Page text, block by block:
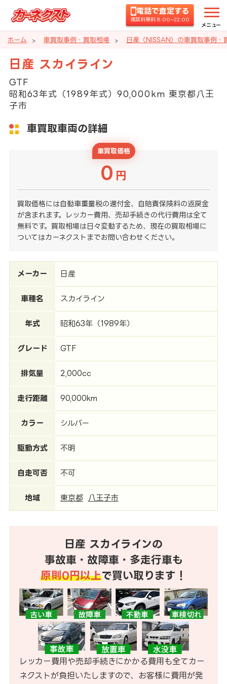
電話で査定する
通話料無料 8:00~22:00
メニュー
ホーム 車買取事例・買取相場 日産（NISSAN）の車買取事例・
日産 スカイライン
GTF
昭和63年式（1989年式）90,000km 東京都八王
子市
車買取車両の詳細
車買取価格
0 円
買取価格には自動車重量税の還付金、自賠責保険料の返戻金
が含まれます。レッカー費用、売却手続きの代行費用は全て
無料です。買取相場は日々変動するため、現在の買取相場に
ついてはカーネクストまでお問い合わせください。
メーカー 日産
車種名 スカイライン
年式 昭和63年（1989年）
グレード GTF
排気量 2,000cc
走行距離 90,000km
カラー シルバー
駆動方式 不明
自走可否 不可
地域 東京都 八王子市
日産 スカイラインの
事故車・故障車・多走行車も
原則0円以上で買い取ります！
レッカー費用や売却手続きにかかる費用も全てカー
ネクストが負担いたしますので、お客様に費用が発